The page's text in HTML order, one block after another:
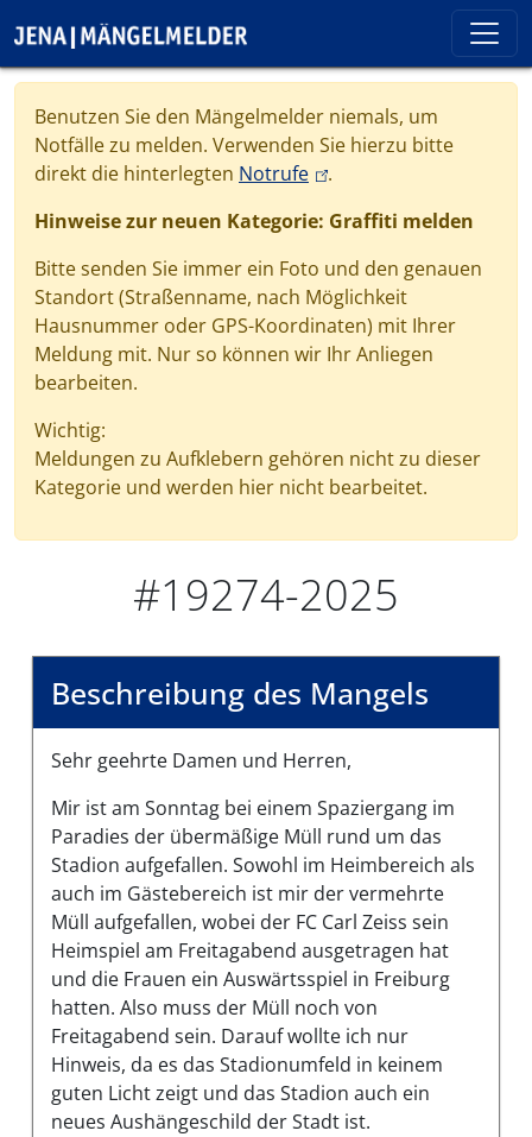
Benutzen Sie den Mängelmelder niemals, um
Notfälle zu melden. Verwenden Sie hierzu bitte
direkt die hinterlegten Notrufe(link is external)
.
Hinweise zur neuen Kategorie: Graffiti melden
Bitte senden Sie immer ein Foto und den genauen
Standort (Straßenname, nach Möglichkeit
Hausnummer oder GPS-Koordinaten) mit Ihrer
Meldung mit. Nur so können wir Ihr Anliegen
bearbeiten.
Wichtig:
Meldungen zu Aufklebern gehören nicht zu dieser
Kategorie und werden hier nicht bearbeitet.
#19274-2025
Beschreibung des Mangels
Sehr geehrte Damen und Herren,
Mir ist am Sonntag bei einem Spaziergang im
Paradies der übermäßige Müll rund um das
Stadion aufgefallen. Sowohl im Heimbereich als
auch im Gästebereich ist mir der vermehrte
Müll aufgefallen, wobei der FC Carl Zeiss sein
Heimspiel am Freitagabend ausgetragen hat
und die Frauen ein Auswärtsspiel in Freiburg
hatten. Also muss der Müll noch von
Freitagabend sein. Darauf wollte ich nur
Hinweis, da es das Stadionumfeld in keinem
guten Licht zeigt und das Stadion auch ein
neues Aushängeschild der Stadt ist.